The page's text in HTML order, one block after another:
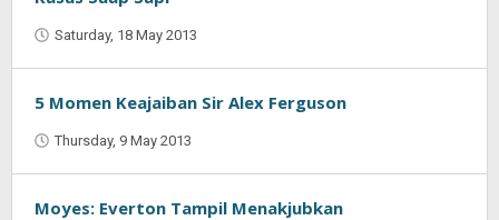
Saturday, 18 May 2013
5 Momen Keajaiban Sir Alex Ferguson
Thursday, 9 May 2013
Moyes: Everton Tampil Menakjubkan